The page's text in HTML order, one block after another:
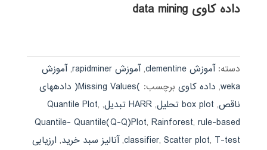
داده کاوی data mining
دسته:آموزش clementine ,آموزش rapidminer ,آموزش
weka
, داده کاوی برچسب:
)Missing Values( دادههای
ناقص, box plot تحلیل , HARR تبدیل ,
Quantile Plot,
Quantile- Quantile(Q-Q)Plot,Rainforest,rule-based
classifier,Scatter plot, T-test
,آنالیز سبد خرید, ارزیابی